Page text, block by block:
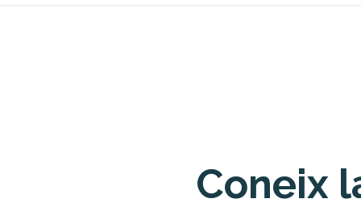
Coneix